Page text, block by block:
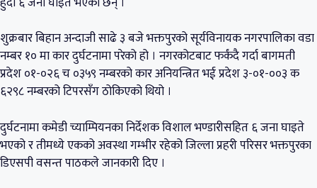
शुक्रबार बिहान अन्दाजी साढे ३ बजे भक्तपुरको सूर्यविनायक नगरपालिका वडा
नम्बर १० मा कार दुर्घटनामा परेको हो । नगरकोटबाट फर्कंदै गर्दा बागमती
प्रदेश ०१-०२६ च ०३५९ नम्बरको कार अनियन्त्रित भई प्रदेश ३-०१-००३ क
६२९८ नम्बरको टिपरसँग ठोकिएको थियो ।
दुर्घटनामा कमेडी च्याम्पियनका निर्देशक विशाल भण्डारीसहित ६ जना घाइते
भएको र तीमध्ये एकको अवस्था गम्भीर रहेको जिल्ला प्रहरी परिसर भक्तपुरका
डिएसपी वसन्त पाठकले जानकारी दिए ।